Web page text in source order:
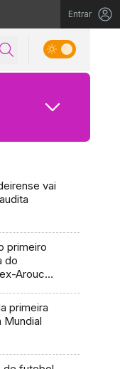
Entrar
vai
primeiro
do
Arouca
primeira
Mundial